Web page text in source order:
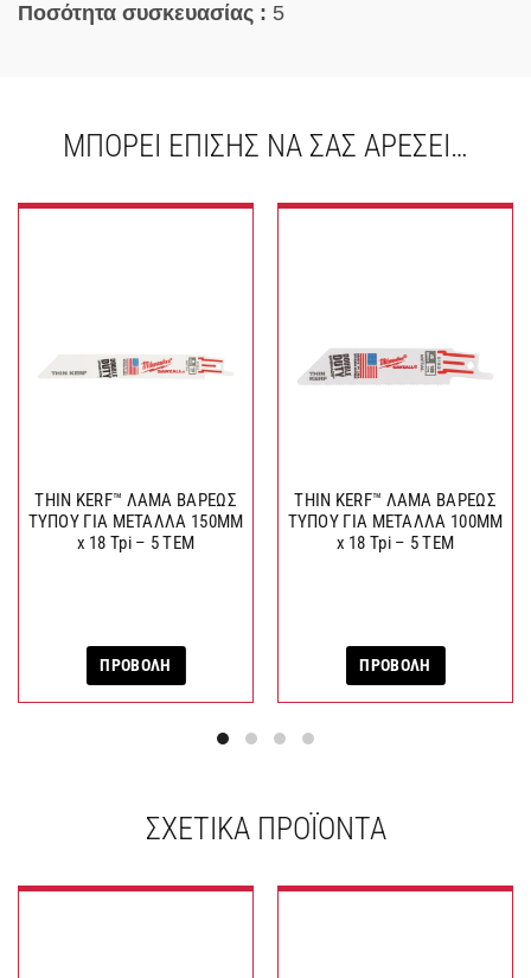
Ποσότητα συσκευασίας : 5
ΜΠΟΡΕΊ ΕΠΊΣΗΣ ΝΑ ΣΑΣ ΑΡΈΣΕΙ…
THIN KERF™ ΛΑΜΑ ΒΑΡΕΩΣ
ΤΥΠΟΥ ΓΙΑ ΜΕΤΑΛΛΑ 150MM
x 18 Tpi – 5 ΤΕΜ
ΠΡΟΒΟΛΗ
THIN KERF™ ΛΑΜΑ ΒΑΡΕΩΣ
ΤΥΠΟΥ ΓΙΑ ΜΕΤΑΛΛΑ 100MM
x 18 Tpi – 5 ΤΕΜ
ΠΡΟΒΟΛΗ
ΣΧΕΤΙΚΆ ΠΡΟΪΌΝΤΑ